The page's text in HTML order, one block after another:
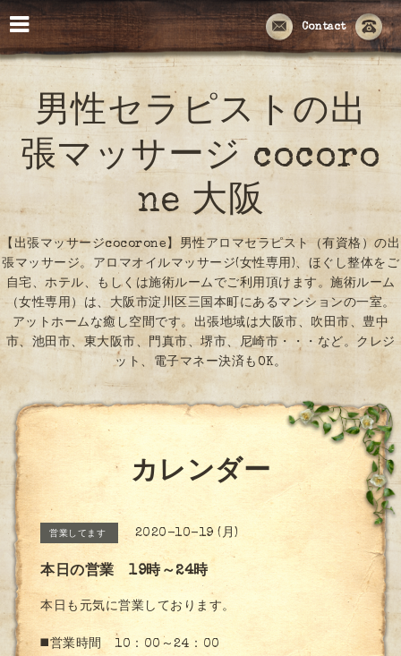
Contact
男性セラピストの出
張マッサージ cocoro
ne 大阪
【出張マッサージcocorone】男性アロマセラピスト（有資格）の出
張マッサージ。アロマオイルマッサージ(女性専用)、ほぐし整体をご
自宅、ホテル、もしくは施術ルームでご利用頂けます。施術ルーム
（女性専用）は、大阪市淀川区三国本町にあるマンションの一室。
アットホームな癒し空間です。出張地域は大阪市、吹田市、豊中
市、池田市、東大阪市、門真市、堺市、尼崎市・・・など。クレジ
ット、電子マネー決済もOK。
カレンダー
営業してます 2020-10-19 (月)
本日の営業 19時～24時
本日も元気に営業しております。
◼️営業時間 10：00～24：00